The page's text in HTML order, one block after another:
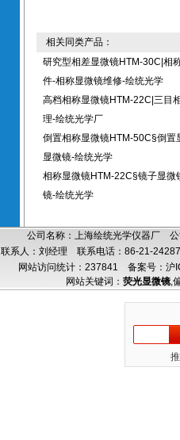
相关同类产品：
研究型相差显微镜HTM-30C|相
件-相称显微镜维修-绘统光学
高档相称显微镜HTM-22C|三目
理-绘统光学厂
倒置相称显微镜HTM-50C§倒置
显微镜-绘统光学
相称显微镜HTM-22C§镜子显微
镜-绘统光学
公司名称：上海绘统光学仪器厂
联系人：刘经理 联系电话：86-21-
网站访问统计：237841 备案号：沪
网站关键词： 荧光显微镜,